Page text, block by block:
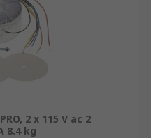
2 x 115 V ac 2
8.4 kg